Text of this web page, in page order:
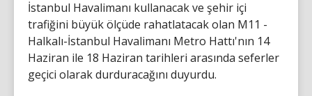
İstanbul Havalimanı kullanacak ve şehir içi
trafiğini büyük ölçüde rahatlatacak olan M11 -
Halkalı-İstanbul Havalimanı Metro Hattı'nın 14
Haziran ile 18 Haziran tarihleri arasında seferler
geçici olarak durduracağını duyurdu.